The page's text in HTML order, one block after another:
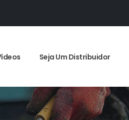
Seja Um Distribuidor